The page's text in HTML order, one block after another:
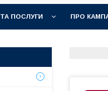
ПОСЛУГИ ПРО